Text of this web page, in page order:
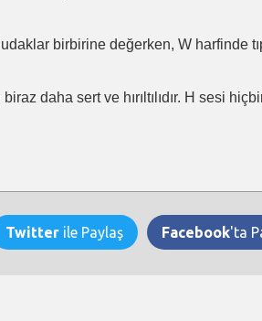
birbirine değerken, W harfinde
daha sert ve hırıltılıdır. H sesi
Twitterile Paylaş Facebook'ta